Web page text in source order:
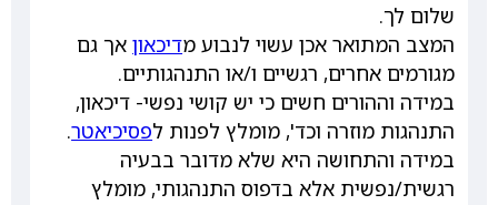
שלום לך.
המצב המתואר אכן עשוי לנבוע מדיכאוןאך גם
מגורמים אחרים, רגשיים ו/או התנהגותיים.
במידה וההורים חשים כי יש קושי נפשי- דיכאון,
התנהגות מוזרה וכד', מומלץ לפנות לפסיכיאטר.
במידה והתחושה היא שלא מדובר בבעיה
רגשית/נפשית אלא בדפוס התנהגותי, מומלץ